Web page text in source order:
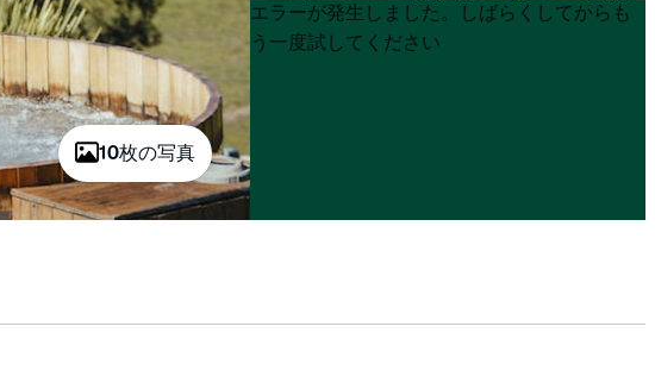
10枚の写真
Product
List
Product
List
エラーが発生しました。しばらくしてからも
う一度試してください